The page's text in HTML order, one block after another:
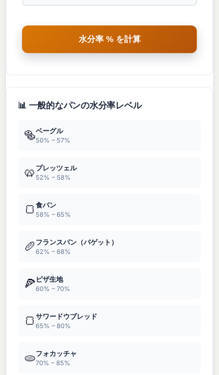
水分率 % を計算
📊 一般的なパンの水分率レベル
🥯ベーグル
50% – 57%
🥨 プレッツェル
52% – 58%
🍞食パン
58% – 65%
🥖 フランスパン（バゲット）
62% – 68%
🍕ピザ生地
60% – 70%
🍞サワードウブレッド
65% – 80%
🫓フォカッチャ
70% – 85%